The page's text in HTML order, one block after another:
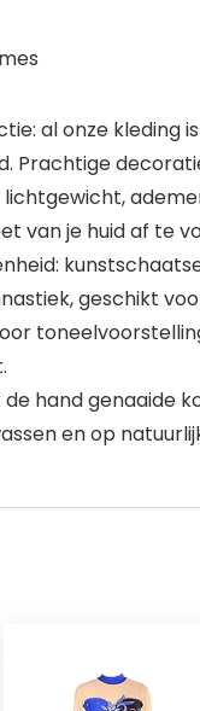
al onze kleding
Prachtige
lichtgewicht,
van je huid af te
geschikt
hand genaaide
en op